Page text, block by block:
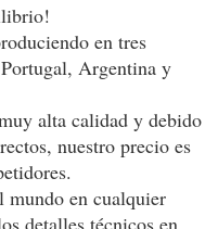
en tres
Argentina y
alta calidad y debido
nuestro precio es
mundo en cualquier
detalles técnicos en